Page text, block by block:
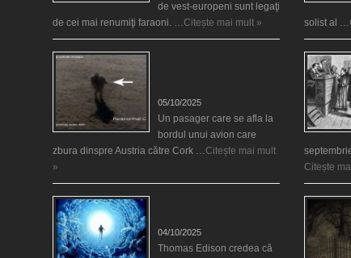
de vest-europeni sunt legaţi
de cei mai renumiţi faraoni. …Citește mai mult »
05/10/2025
Un pasager care se afla la
bordul unui avion care
zbura dinspre Austria către Cork …Citește mai mult
»
04/10/2025
Thomas Edison credea că
solist al …
Citește